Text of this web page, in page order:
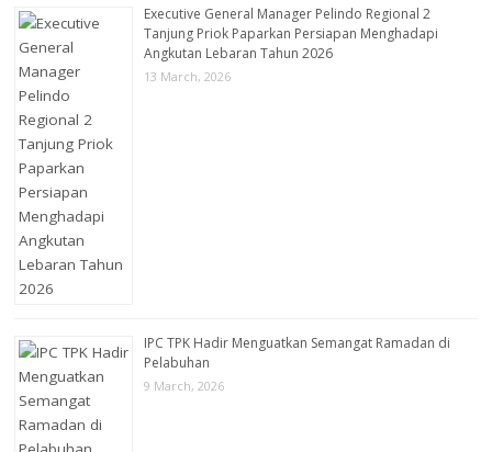
Executive General Manager Pelindo Regional 2
Tanjung Priok Paparkan Persiapan Menghadapi
Angkutan Lebaran Tahun 2026
13 March, 2026
IPC TPK Hadir Menguatkan Semangat Ramadan di
Pelabuhan
9 March, 2026